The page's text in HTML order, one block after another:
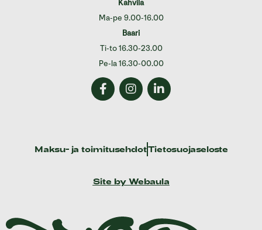
Kahvila
Ma-pe 9.00-16.00
Baari
Ti-to 16.30-23.00
Pe-la 16.30-00.00
Maksu- ja toimitusehdotTietosuojaseloste
Site by Webaula